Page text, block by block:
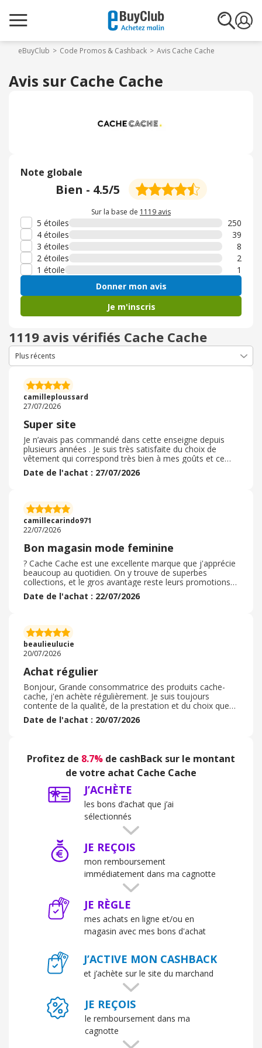
eBuyClub Code Promos & Cashback Avis Cache Cache
Avis sur Cache Cache
Note globale
Bien - 4.5/5
Sur la base de 1119 avis
5 étoiles
250
4 étoiles
39
3 étoiles
8
2 étoiles
2
1 étoile
1
Donner mon avis
Je m'inscris
1119 avis vérifiés Cache Cache
camilleploussard
27/07/2026
Super site
Je n’avais pas commandé dans cette enseigne depuis
plusieurs années . Je suis très satisfaite du choix de
vêtement qui correspond très bien à mes goûts et ce
dans un budget tres abordable. la Collection Bridgerton
est vraiment très belle et bien ajustée, j’ai commandé
efficace . Je recommande donc cette enseigne et son
site internet . Je recommanderai très prochainement
pour la nouvelle collection .
Date de l'achat : 27/07/2026
camillecarindo971
22/07/2026
Bon magasin mode feminine
? Cache Cache est une excellente marque que j'apprécie
beaucoup au quotidien. On y trouve de superbes
collections, et le gros avantage reste leurs promotions
très régulières qui permettent de se faire plaisir sans se
ruiner. La livraison est particulièrement rapide et
directement à la maison ou choisir le retrait gratuit en
magasin. Une enseigne au top que je recommande ! Pas
de code promo utilisé pour ma part car magasin
toujours en promo, mais j’ai utilisé une carte cadeau
Date de l'achat : 22/07/2026
beaulieulucie
20/07/2026
Achat régulier
Bonjour, Grande consommatrice des produits cache-
cache, j'en achète régulièrement. Je suis toujours
contente de la qualité, de la prestation et du choix que
cette enseigne propose aux clients. Tous les produits
achetés en magasin ou sur le site font une cliente
La diversité des produits, son élégance et le design est
top. Cela repond à tout type de clients divers donc il y a
un large choix. Je recommande sans hésiter. Merci
Date de l'achat : 20/07/2026
Profitez de 8.7% de cashBack sur le montant
de votre achat Cache Cache
J’ACHÈTE
les bons d’achat que j’ai
sélectionnés
JE REÇOIS
mon remboursement
immédiatement dans ma cagnotte
JE RÈGLE
mes achats en ligne et/ou en
magasin avec mes bons d'achat
J’ACTIVE MON CASHBACK
et j’achète sur le site du marchand
JE REÇOIS
le remboursement dans ma
cagnotte